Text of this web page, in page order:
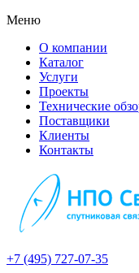
Меню
О компании
Каталог
Услуги
Проекты
Технические
Поставщики
Клиенты
Контакты
+7 (495) 727-07-35